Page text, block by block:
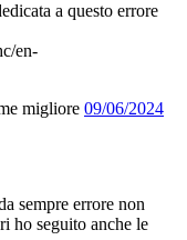
a questo errore
en-
migliore 09/06/2024
sempre errore non
ho seguito anche le